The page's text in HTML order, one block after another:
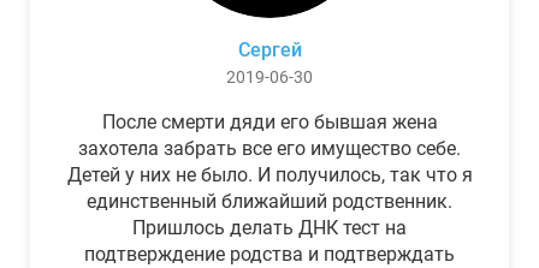
Сергей
2019-06-30
После смерти дяди его бывшая жена
захотела забрать все его имущество себе.
Детей у них не было. И получилось, так что я
единственный ближайший родственник.
Пришлось делать ДНК тест на
подтверждение родства и подтверждать